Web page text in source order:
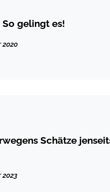
gelingt es!
2020
Schätze
2023